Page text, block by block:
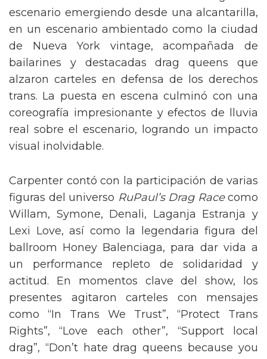
escenario emergiendo desde una alcantarilla,
en un escenario ambientado como la ciudad
de Nueva York vintage, acompañada de
bailarines y destacadas drag queens que
alzaron carteles en defensa de los derechos
trans. La puesta en escena culminó con una
coreografía impresionante y efectos de lluvia
real sobre el escenario, logrando un impacto
visual inolvidable.
Carpenter contó con la participación de varias
figuras del universo RuPaul’s Drag Racecomo
Willam, Symone, Denali, Laganja Estranja y
Lexi Love, así como la legendaria figura del
ballroom Honey Balenciaga, para dar vida a
un performance repleto de solidaridad y
actitud. En momentos clave del show, los
presentes agitaron carteles con mensajes
como “In Trans We Trust”, “Protect Trans
Rights”, “Love each other”, “Support local
drag”, “Don’t hate drag queens because you